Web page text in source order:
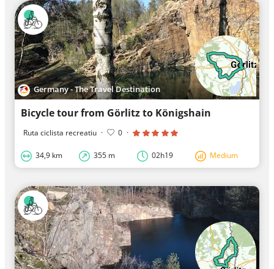
Germany - The Travel Destination
Bicycle tour from Görlitz to Königshain
Ruta ciclista recreatiu · 0 ·
34,9 km 355 m 02h19 Medium